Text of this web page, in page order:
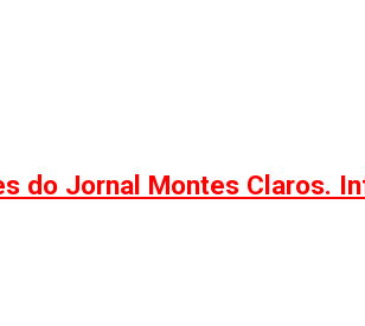
do Jornal Montes Claros.